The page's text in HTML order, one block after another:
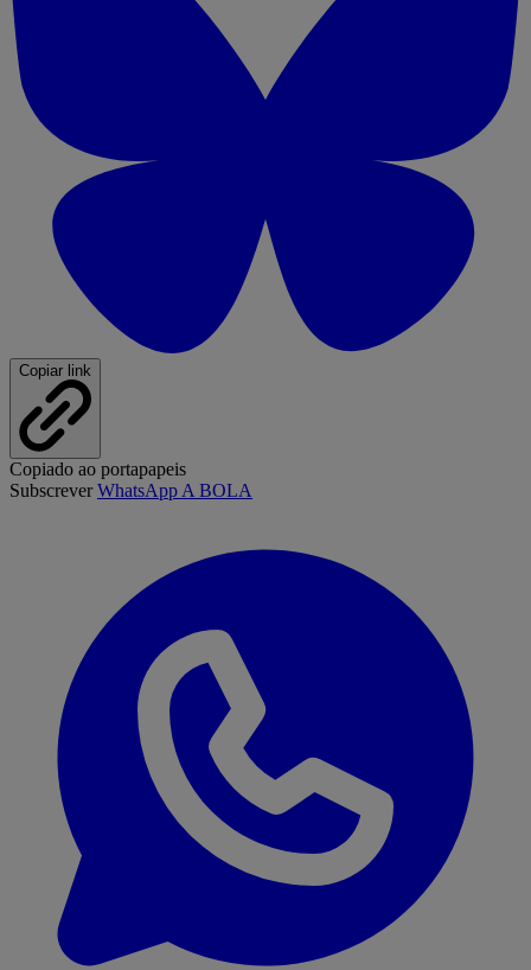
Copiar link
Copiado ao portapapeis
SubscreverWhatsApp A BOLA